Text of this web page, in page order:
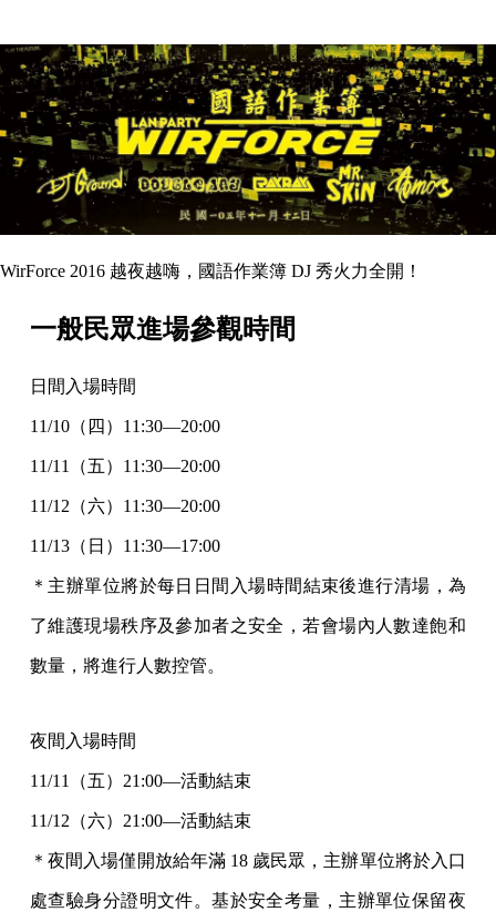
WirForce 2016 越夜越嗨，國語作業簿 DJ 秀火力全開！
一般民眾進場參觀時間
日間入場時間
11/10（四）11:30—20:00
11/11（五）11:30—20:00
11/12（六）11:30—20:00
11/13（日）11:30—17:00
＊主辦單位將於每日日間入場時間結束後進行清場，為
了維護現場秩序及參加者之安全，若會場內人數達飽和
數量，將進行人數控管。
夜間入場時間
11/11（五）21:00—活動結束
11/12（六）21:00—活動結束
＊夜間入場僅開放給年滿 18 歲民眾，主辦單位將於入口
處查驗身分證明文件。基於安全考量，主辦單位保留夜